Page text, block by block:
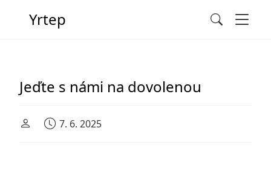
Main Navigation
Yrtep Search
Jeďte s námi na dovolenou
7. 6. 2025